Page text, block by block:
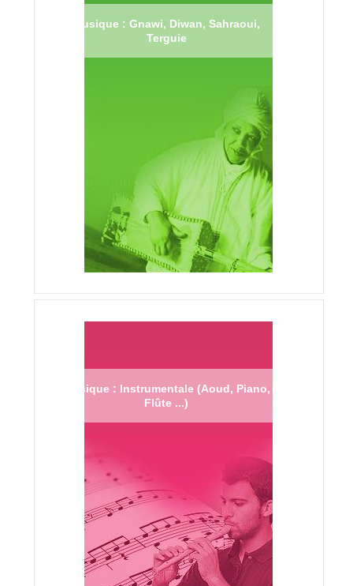
Musique : Gnawi, Diwan, Sahraoui,
Terguie
Musique : Instrumentale (Aoud, Piano,
Flûte ...)